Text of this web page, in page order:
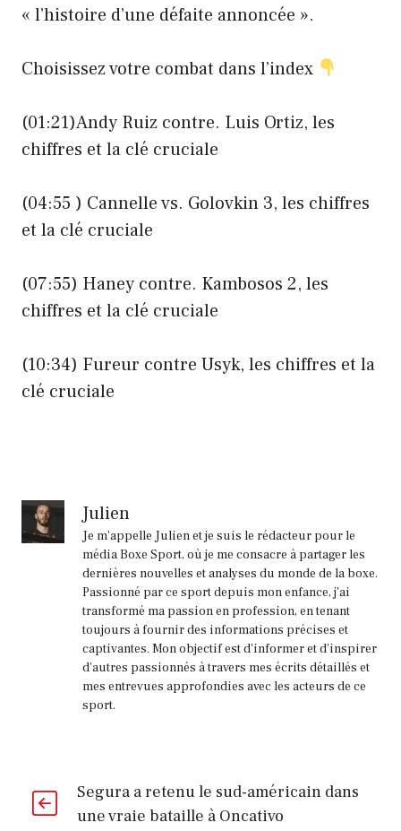
« l’histoire d’une défaite annoncée ».
Choisissez votre combat dans l’index
(01:21)Andy Ruiz contre. Luis Ortiz, les
chiffres et la clé cruciale
(04:55 ) Cannelle vs. Golovkin 3, les chiffres
et la clé cruciale
(07:55) Haney contre. Kambosos 2, les
chiffres et la clé cruciale
(10:34) Fureur contre Usyk, les chiffres et la
clé cruciale
Julien
Je m'appelle Julien et je suis le rédacteur pour le
média Boxe Sport, où je me consacre à partager les
dernières nouvelles et analyses du monde de la boxe.
Passionné par ce sport depuis mon enfance, j'ai
transformé ma passion en profession, en tenant
toujours à fournir des informations précises et
captivantes. Mon objectif est d'informer et d'inspirer
d'autres passionnés à travers mes écrits détaillés et
mes entrevues approfondies avec les acteurs de ce
sport.
Segura a retenu le sud-américain dans
une vraie bataille à Oncativo